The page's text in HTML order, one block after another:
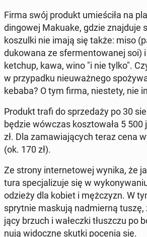
Firma swój produkt umie­ści­ła na
din­go­wej Makuake, gdzie znaj­du­je
ko­szul­ki nie imają się także: miso
du­ko­wa­na ze sfer­men­to­wa­nej soi)
ketchup, kawa, wino "i nie tylko".
w przy­pad­ku nie­uważ­ne­go
kebaba? O tym firma, nie­ste­ty, nie
Produkt trafi do sprze­da­ży po 30
będzie wówczas kosz­to­wa­ła 5 500
zł. Dla za­ma­wia­ją­cych teraz cena
(ok. 170 zł).
Ze strony in­ter­ne­to­wej wynika, że
tu­ra spe­cja­li­zu­je się w
odzieży dla kobiet i męż­czyzn. W
spryt­nie maskują nad­mier­ną
ją­cy brzuch i wa­łecz­ki tłusz­czu po
nu­ją wi­docz­ne skutki pocenia się.